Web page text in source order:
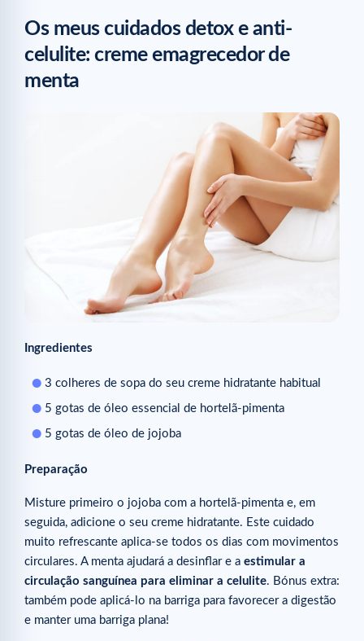
Os meus cuidados detox e anti-
celulite: creme emagrecedor de
menta
Ingredientes
3 colheres de sopa do seu creme hidratante habitual
5 gotas de óleo essencial de hortelã-pimenta
5 gotas de óleo de jojoba
Preparação
Misture primeiro o jojoba com a hortelã-pimenta e, em
seguida, adicione o seu creme hidratante. Este cuidado
muito refrescante aplica-se todos os dias com movimentos
circulares. A menta ajudará a desinflar e a estimular a
circulação sanguínea para eliminar a celulite. Bónus extra:
também pode aplicá-lo na barriga para favorecer a digestão
e manter uma barriga plana!